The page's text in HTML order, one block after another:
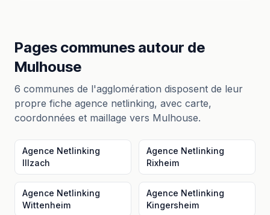
Pages communes autour de
Mulhouse
6 communes de l'agglomération disposent de leur
propre fiche agence netlinking, avec carte,
coordonnées et maillage vers Mulhouse.
Agence Netlinking
Illzach
Agence Netlinking
Rixheim
Agence Netlinking
Wittenheim
Agence Netlinking
Kingersheim